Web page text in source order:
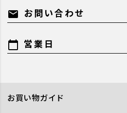
mail お問い合わせ
calendar_today 営業日
お買い物ガイド